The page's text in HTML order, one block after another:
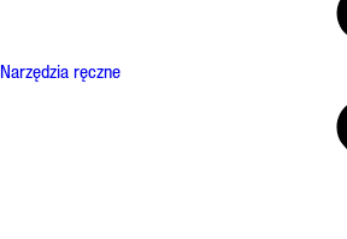
Narzędzia ręczne